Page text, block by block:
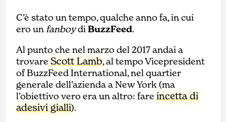
C’è stato un tempo, qualche anno fa, in cui
ero un fanboydiBuzzFeed.
Al punto che nel marzo del 2017 andai a
trovareScott Lamb, al tempo Vicepresident
of BuzzFeed International, nel quartier
generale dell’azienda a New York (ma
l’obiettivo vero era un altro: fareincetta di
adesivi gialli).